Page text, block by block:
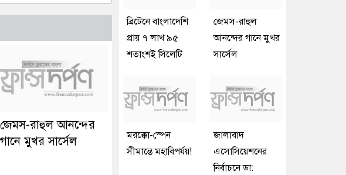
জেমস-রাহুল আনন্দের
গানে মুখর সার্সেল
ব্রিটেনে বাংলাদেশি
প্রায় ৭ লাখ ৯৫
শতাংশই সিলেটি
জেমস-রাহুল
আনন্দের গানে মুখর
সার্সেল
মরক্কো-স্পেন
সীমান্তে মহাবিপর্যয়!
জালাবাদ
এসোসিয়েশনের
নির্বাচনে ডা: